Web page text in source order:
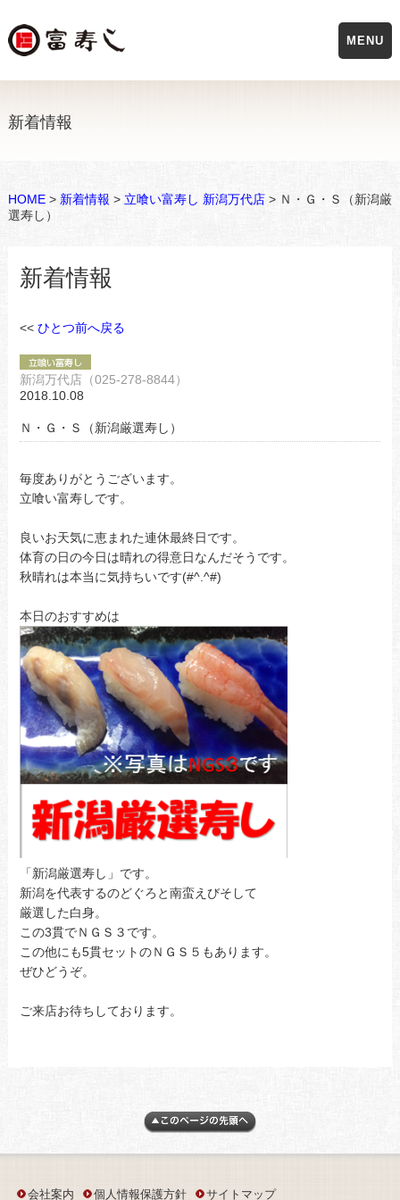
新着情報
HOME> 新着情報 > 立喰い富寿し 新潟万代店> Ｎ・Ｇ・Ｓ（新潟厳
選寿し）
新着情報
<< ひとつ前へ戻る
新潟万代店（025-278-8844）
2018.10.08
Ｎ・Ｇ・Ｓ（新潟厳選寿し）
毎度ありがとうございます。
立喰い富寿しです。
良いお天気に恵まれた連休最終日です。
体育の日の今日は晴れの得意日なんだそうです。
秋晴れは本当に気持ちいです(#^.^#)
本日のおすすめは
「新潟厳選寿し」です。
新潟を代表するのどぐろと南蛮えびそして
厳選した白身。
この3貫でＮＧＳ３です。
この他にも5貫セットのＮＧＳ５もあります。
ぜひどうぞ。
ご来店お待ちしております。
会社案内 個人情報保護方針 サイトマップ
MENU